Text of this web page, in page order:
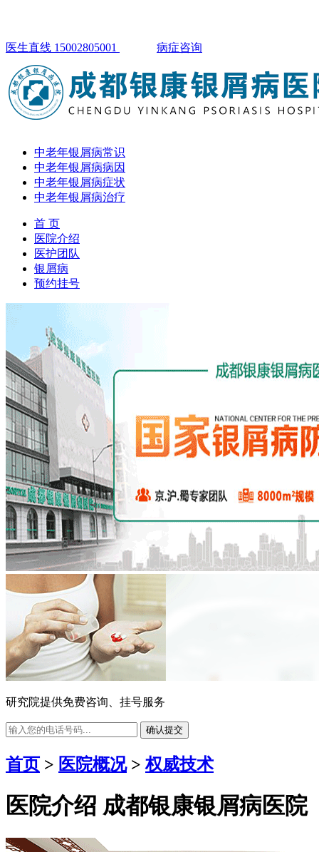
医生直线 15002805001 病症咨询
中老年银屑病常识
中老年银屑病病因
中老年银屑病症状
中老年银屑病治疗
首 页
医院介绍
医护团队
银屑病
预约挂号
研究院提供免费咨询、挂号服务
确认提交
首页 > 医院概况>权威技术
医院介绍 成都银康银屑病医院